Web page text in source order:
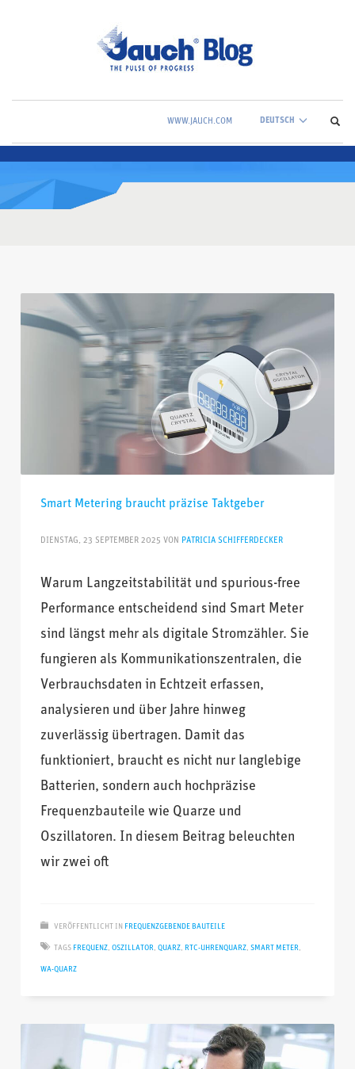
WWW.JAUCH.COM DEUTSCH
Smart Metering braucht präzise Taktgeber
DIENSTAG, 23 SEPTEMBER 2025 VON PATRICIA SCHIFFERDECKER
Warum Langzeitstabilität und spurious-free
Performance entscheidend sind Smart Meter
sind längst mehr als digitale Stromzähler. Sie
fungieren als Kommunikationszentralen, die
Verbrauchsdaten in Echtzeit erfassen,
analysieren und über Jahre hinweg
zuverlässig übertragen. Damit das
funktioniert, braucht es nicht nur langlebige
Batterien, sondern auch hochpräzise
Frequenzbauteile wie Quarze und
Oszillatoren. In diesem Beitrag beleuchten
wir zwei oft
VERÖFFENTLICHT IN FREQUENZGEBENDE BAUTEILE
TAGS FREQUENZ,OSZILLATOR,QUARZ, RTC-UHRENQUARZ,SMART METER,
WA-QUARZ